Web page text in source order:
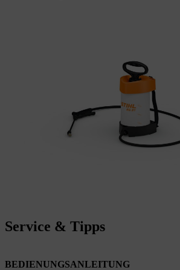
Service & Tipps
BEDIENUNGSANLEITUNG